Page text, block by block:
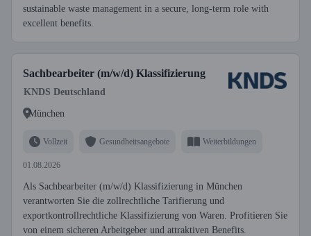
sustainable waste management in a secure, long-term role with
excellent benefits.
Sachbearbeiter (m/w/d) Klassifizierung
KNDS Deutschland
München
Vollzeit Gesundheitsangebote Weiterbildungen
01.08.2026
Als Sachbearbeiter (m/w/d) Klassifizierung in München
verantworten Sie die zollrechtliche Tarifierung und
exportkontrollrechtliche Klassifizierung von Waren. Profitieren Sie
von einem sicheren Arbeitgeber und attraktiven Benefits.